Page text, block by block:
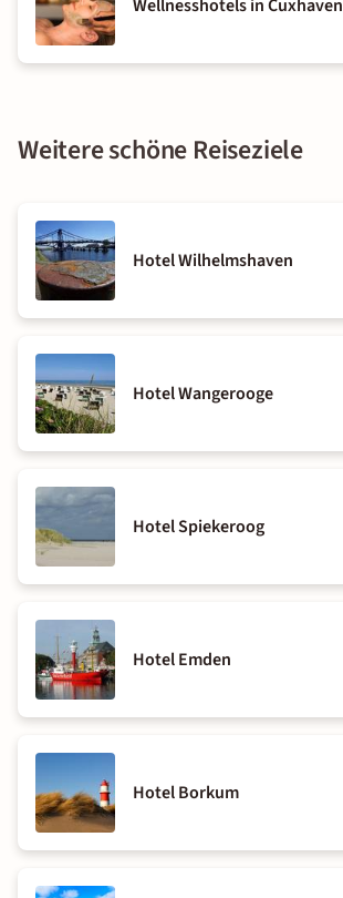
Wellnesshotels in Cuxhaven
Weitere schöne Reiseziele
Hotel Wilhelmshaven
Hotel Wangerooge
Hotel Spiekeroog
Hotel Emden
Hotel Borkum